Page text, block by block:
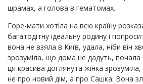
шрамах, а голова в гематомах.
Горе-мати хотіла на всю країну
багатодітну ідеальну родину і
вона не взяла в Київ, удала, ніби він
зрозуміла, що дома не дадуть, почала
ця красива доглянута жінка
не про новий дім, а про Сашка. Вона